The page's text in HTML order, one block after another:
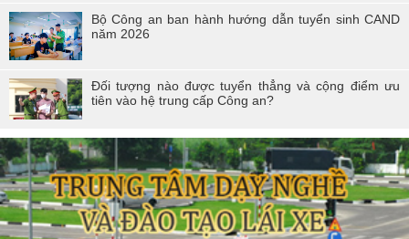
Bộ Công an ban hành hướng dẫn tuyển sinh CAND
năm 2026
Đối tượng nào được tuyển thẳng và cộng điểm ưu
tiên vào hệ trung cấp Công an?